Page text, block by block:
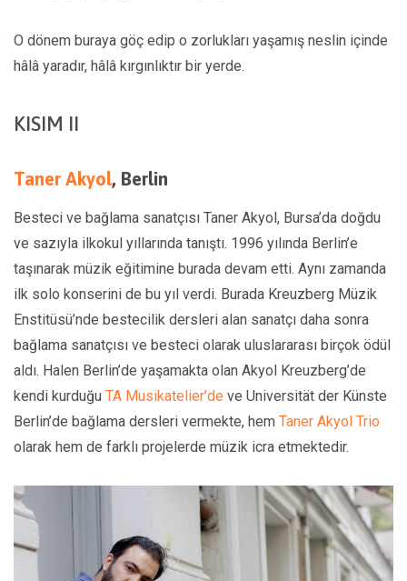
O dönem buraya göç edip o zorlukları yaşamış neslin içinde
hâlâ yaradır, hâlâ kırgınlıktır bir yerde.
KISIM II
Taner Akyol, Berlin
Besteci ve bağlama sanatçısı Taner Akyol, Bursa’da doğdu
ve sazıyla ilkokul yıllarında tanıştı. 1996 yılında Berlin’e
taşınarak müzik eğitimine burada devam etti. Aynı zamanda
ilk solo konserini de bu yıl verdi. Burada Kreuzberg Müzik
Enstitüsü’nde bestecilik dersleri alan sanatçı daha sonra
bağlama sanatçısı ve besteci olarak uluslararası birçok ödül
aldı. Halen Berlin’de yaşamakta olan Akyol Kreuzberg’de
kendi kurduğu TA Musikatelier’de ve Universität der Künste
Berlin’de bağlama dersleri vermekte, hem Taner Akyol Trio
olarak hem de farklı projelerde müzik icra etmektedir.